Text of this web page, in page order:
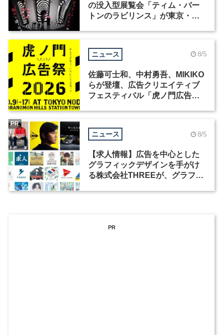
の没入型展覧会「ティム・バー
トンのラビリンス」が東京・豊
ニュース 8/5
佐藤可士和、中村勇吾、MIKIKO
らが登壇、広告クリエイティブ
フェスティバル「虎ノ門広告
ニュース 8/5
【求人情報】広告を中心とした
グラフィックデザインを手がけ
る株式会社THREEが、グラフィ
PR
PR